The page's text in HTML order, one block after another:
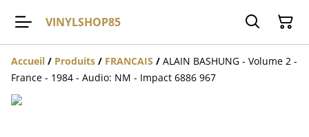
VINYLSHOP85
Accueil / Produits / FRANCAIS / ALAIN BASHUNG - Volume 2 -
France - 1984 - Audio: NM - Impact 6886 967